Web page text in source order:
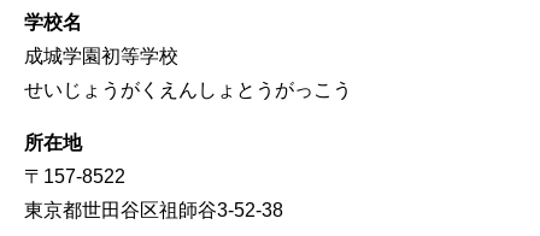
学校名
成城学園初等学校
せいじょうがくえんしょとうがっこう
所在地
〒157-8522
東京都世田谷区祖師谷3-52-38